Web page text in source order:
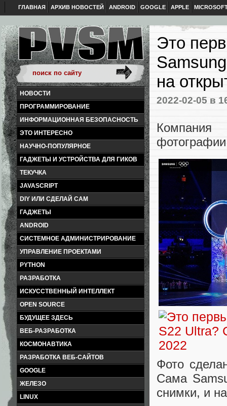
ГЛАВНАЯ АРХИВ НОВОСТЕЙ ANDROID GOOGLE APPLE
НОВОСТИ
ПРОГРАММИРОВАНИЕ
ИНФОРМАЦИОННАЯ БЕЗОПАСНОСТЬ
ЭТО ИНТЕРЕСНО
НАУЧНО-ПОПУЛЯРНОЕ
ГАДЖЕТЫ И УСТРОЙСТВА ДЛЯ ГИКОВ
ТЕКУЧКА
JAVASCRIPT
DIY ИЛИ СДЕЛАЙ САМ
ГАДЖЕТЫ
ANDROID
СИСТЕМНОЕ АДМИНИСТРИРОВАНИЕ
УПРАВЛЕНИЕ ПРОЕКТАМИ
PYTHON
РАЗРАБОТКА
ИСКУССТВЕННЫЙ ИНТЕЛЛЕКТ
OPEN SOURCE
БУДУЩЕЕ ЗДЕСЬ
ВЕБ-РАЗРАБОТКА
КОСМОНАВТИКА
РАЗРАБОТКА ВЕБ-САЙТОВ
GOOGLE
ЖЕЛЕЗО
LINUX
Это
на
2022-02-05 в
Компания
Фото
Сама
снимки, и